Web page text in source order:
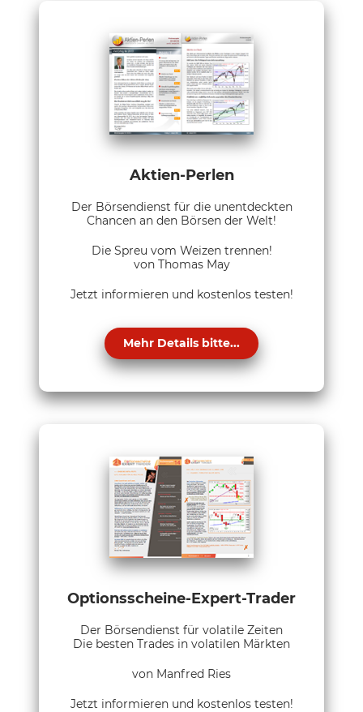
Aktien-Perlen
Der Börsendienst für die unentdeckten
Chancen an den Börsen der Welt!
Die Spreu vom Weizen trennen!
von Thomas May
Jetzt informieren und kostenlos testen!
Mehr Details bitte...
Optionsscheine-Expert-Trader
Der Börsendienst für volatile Zeiten
Die besten Trades in volatilen Märkten
von Manfred Ries
Jetzt informieren und kostenlos testen!